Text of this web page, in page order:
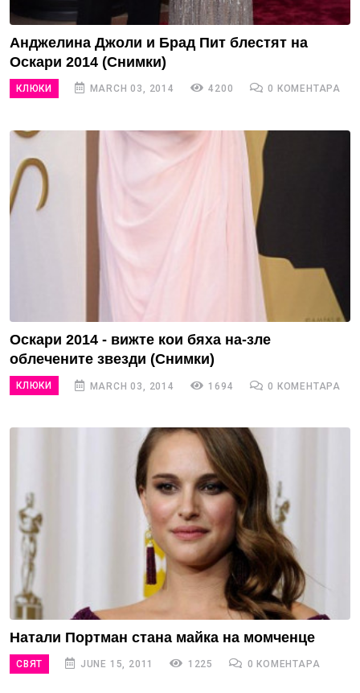
Анджелина Джоли и Брад Пит блестят на
Оскари 2014 (Снимки)
КЛЮКИ MARCH 03, 2014 4200 0 КОМЕНТАРА
Оскари 2014 - вижте кои бяха на-зле
облечените звезди (Снимки)
КЛЮКИ MARCH 03, 2014 1694 0 КОМЕНТАРА
Натали Портман стана майка на момченце
СВЯТ JUNE 15, 2011 1225 0 КОМЕНТАРА